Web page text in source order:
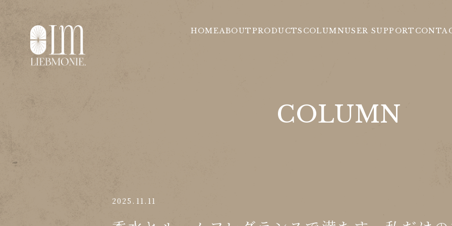
HOMEABOUTPRODUCTS COLUMNUSER SUPPORT
COLUMN
2025.11.11